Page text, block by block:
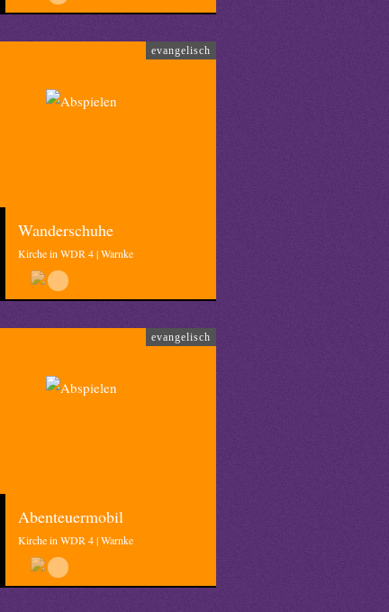
evangelisch
Wanderschuhe
Kirche in WDR 4 | Warnke
evangelisch
Abenteuermobil
Kirche in WDR 4 | Warnke